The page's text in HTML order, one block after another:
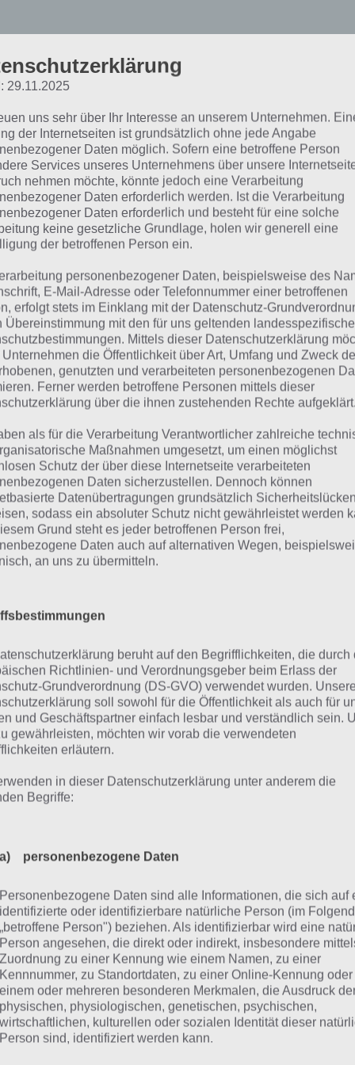
Kostenlos
Freunden teilen
zeigt deinen Freunden, wo du gerade bist. Mit
Glympse, um noch mehr Interessenten zu
schon der ganze Nutzen der App.
unkompliziert und vorallem in “live
Freunden, Arbeitskollegen oder sonstigen Kontakten
mitteilen. So wissen alle ausgewählten Kontakte
und dank der praktischen Berechnungszeit, wissen
dein Ziel erreichen wirst.
funktioniert die App
– Screenshot
von Glympse
Glympse hat sich auf die Fahnen
möglich, aber soviel Komfort wie
zu spendieren. Um die App
GPS
Internet / Datenverbindung
Da diese Anforderungen
Smartphone Standard sind bzw.
überall eine Internetabdeckung
Start der App wählst du ganz einfach deinen Kontakt
senden möchtest. Du kannst zu dem eine Zeit
dich beobachten darf, wo du dich gerade aufhälst.
einen Kommentar (viele hilfreiche Kommentare
dein Ziel auswählen, sodass die Ankunfstzeit in Echtzeit
schon kann es losgehen. Dein Freund erhält einen
im Smartphone oder auch über einen Browser
Lage in Echtzeit nachvollziehen zu können, wo du dich
einer Ankunft zu rechnen ist.
29.11.2025
uns sehr über Ihr Interesse an unserem Unternehmen.
der Internetseiten ist grundsätzlich ohne jede Angabe
Daten möglich. Sofern eine betroffene Person
Services unseres Unternehmens über unsere
nehmen möchte, könnte jedoch eine Verarbeitung
Daten erforderlich werden. Ist die Verarbeitung
Daten erforderlich und besteht für eine solche
keine gesetzliche Grundlage, holen wir generell eine
der betroffenen Person ein.
personenbezogener Daten, beispielsweise des
E-Mail-Adresse oder Telefonnummer einer betroffenen
erfolgt stets im Einklang mit der Datenschutz-
Übereinstimmung mit den für uns geltenden
Mittels dieser Datenschutzerklärung
Unternehmen die Öffentlichkeit über Art, Umfang und Zweck
genutzten und verarbeiteten personenbezogenen
Ferner werden betroffene Personen mittels dieser
über die ihnen zustehenden Rechte aufgeklärt.
als für die Verarbeitung Verantwortlicher zahlreiche
Maßnahmen umgesetzt, um einen möglichst
Schutz der über diese Internetseite verarbeiteten
Daten sicherzustellen. Dennoch können
Datenübertragungen grundsätzlich Sicherheitslücken
sodass ein absoluter Schutz nicht gewährleistet werden
Grund steht es jeder betroffenen Person frei,
Daten auch auf alternativen Wegen,
an uns zu übermitteln.
beruht auf den Begrifflichkeiten, die durch
Richtlinien- und Verordnungsgeber beim Erlass der
Grundverordnung (DS-GVO) verwendet wurden. Unsere
soll sowohl für die Öffentlichkeit als auch für
und Geschäftspartner einfach lesbar und verständlich sein.
gewährleisten, möchten wir vorab die verwendeten
erläutern.
in dieser Datenschutzerklärung unter anderem die
Begriffe:
a) personenbezogene Daten
Personenbezogene Daten sind alle Informationen, die sich auf
identifizierte oder identifizierbare natürliche Person (im
„betroffene Person") beziehen. Als identifizierbar wird eine
Person angesehen, die direkt oder indirekt, insbesondere
Zuordnung zu einer Kennung wie einem Namen, zu einer
Kennnummer, zu Standortdaten, zu einer Online-Kennung oder
einem oder mehreren besonderen Merkmalen, die Ausdruck
physischen, physiologischen, genetischen, psychischen,
wirtschaftlichen, kulturellen oder sozialen Identität dieser
Person sind, identifiziert werden kann.